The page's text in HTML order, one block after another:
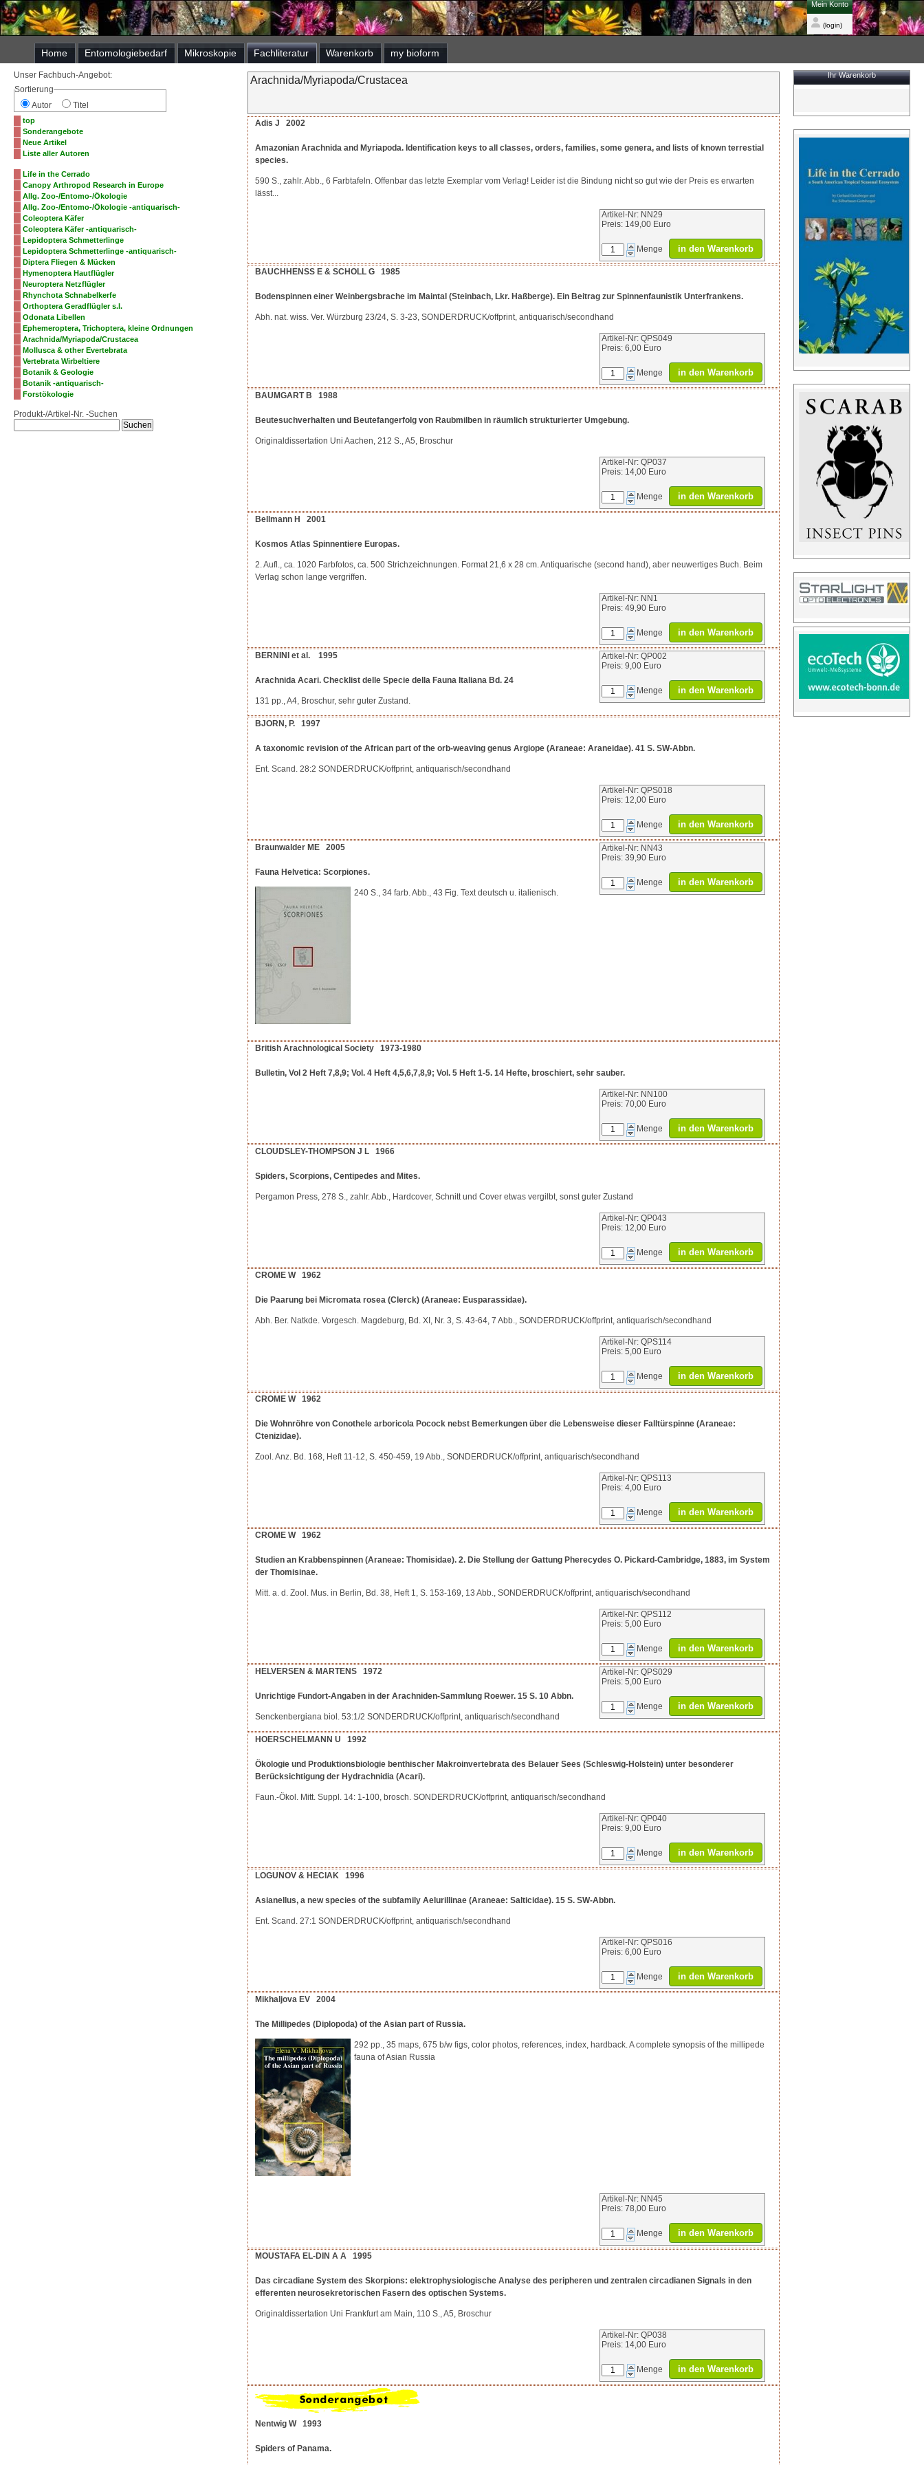
Mein Konto
(login)
Home Entomologiebedarf Mikroskopie Fachliteratur Warenkorb my bioform
Unser Fachbuch-Angebot:
Sortierung
Autor
Titel
top
Sonderangebote
Neue Artikel
Liste aller Autoren
Life in the Cerrado
Canopy Arthropod Research in Europe
Allg. Zoo-/Entomo-/Ökologie
Allg. Zoo-/Entomo-/Ökologie -antiquarisch-
Coleoptera Käfer
Coleoptera Käfer -antiquarisch-
Lepidoptera Schmetterlinge
Lepidoptera Schmetterlinge -antiquarisch-
Diptera Fliegen & Mücken
Hymenoptera Hautflügler
Neuroptera Netzflügler
Rhynchota Schnabelkerfe
Orthoptera Geradflügler s.l.
Odonata Libellen
Ephemeroptera, Trichoptera, kleine Ordnungen
Arachnida/Myriapoda/Crustacea
Mollusca & other Evertebrata
Vertebrata Wirbeltiere
Botanik & Geologie
Botanik -antiquarisch-
Forstökologie
Produkt-/Artikel-Nr. -Suchen
Ihr Warenkorb
Arachnida/Myriapoda/Crustacea
Adis J 2002
Amazonian Arachnida and Myriapoda. Identification keys to all classes, orders, families, some genera, and lists of known terrestial
species.
590 S., zahlr. Abb., 6 Farbtafeln. Offenbar das letzte Exemplar vom Verlag! Leider ist die Bindung nicht so gut wie der Preis es erwarten
lässt...
Artikel-Nr: NN29
Preis: 149,00 Euro
Menge in den Warenkorb
BAUCHHENSS E & SCHOLL G 1985
Bodenspinnen einer Weinbergsbrache im Maintal (Steinbach, Lkr. Haßberge). Ein Beitrag zur Spinnenfaunistik Unterfrankens.
Abh. nat. wiss. Ver. Würzburg 23/24, S. 3-23, SONDERDRUCK/offprint, antiquarisch/secondhand
Artikel-Nr: QPS049
Preis: 6,00 Euro
Menge in den Warenkorb
BAUMGART B 1988
Beutesuchverhalten und Beutefangerfolg von Raubmilben in räumlich strukturierter Umgebung.
Originaldissertation Uni Aachen, 212 S., A5, Broschur
Artikel-Nr: QP037
Preis: 14,00 Euro
Menge in den Warenkorb
Bellmann H 2001
Kosmos Atlas Spinnentiere Europas.
2. Aufl., ca. 1020 Farbfotos, ca. 500 Strichzeichnungen. Format 21,6 x 28 cm. Antiquarische (second hand), aber neuwertiges Buch. Beim
Verlag schon lange vergriffen.
Artikel-Nr: NN1
Preis: 49,90 Euro
Menge in den Warenkorb
BERNINI et al. 1995
Arachnida Acari. Checklist delle Specie della Fauna Italiana Bd. 24
131 pp., A4, Broschur, sehr guter Zustand.
Artikel-Nr: QP002
Preis: 9,00 Euro
Menge in den Warenkorb
BJORN, P. 1997
A taxonomic revision of the African part of the orb-weaving genus Argiope (Araneae: Araneidae). 41 S. SW-Abbn.
Ent. Scand. 28:2 SONDERDRUCK/offprint, antiquarisch/secondhand
Artikel-Nr: QPS018
Preis: 12,00 Euro
Menge in den Warenkorb
Braunwalder ME 2005
Fauna Helvetica: Scorpiones.
240 S., 34 farb. Abb., 43 Fig. Text deutsch u. italienisch.
Artikel-Nr: NN43
Preis: 39,90 Euro
Menge in den Warenkorb
British Arachnological Society 1973-1980
Bulletin, Vol 2 Heft 7,8,9; Vol. 4 Heft 4,5,6,7,8,9; Vol. 5 Heft 1-5. 14 Hefte, broschiert, sehr sauber.
Artikel-Nr: NN100
Preis: 70,00 Euro
Menge in den Warenkorb
CLOUDSLEY-THOMPSON J L 1966
Spiders, Scorpions, Centipedes and Mites.
Pergamon Press, 278 S., zahlr. Abb., Hardcover, Schnitt und Cover etwas vergilbt, sonst guter Zustand
Artikel-Nr: QP043
Preis: 12,00 Euro
Menge in den Warenkorb
CROME W 1962
Die Paarung bei Micromata rosea (Clerck) (Araneae: Eusparassidae).
Abh. Ber. Natkde. Vorgesch. Magdeburg, Bd. XI, Nr. 3, S. 43-64, 7 Abb., SONDERDRUCK/offprint, antiquarisch/secondhand
Artikel-Nr: QPS114
Preis: 5,00 Euro
Menge in den Warenkorb
CROME W 1962
Die Wohnröhre von Conothele arboricola Pocock nebst Bemerkungen über die Lebensweise dieser Falltürspinne (Araneae:
Ctenizidae).
Zool. Anz. Bd. 168, Heft 11-12, S. 450-459, 19 Abb., SONDERDRUCK/offprint, antiquarisch/secondhand
Artikel-Nr: QPS113
Preis: 4,00 Euro
Menge in den Warenkorb
CROME W 1962
Studien an Krabbenspinnen (Araneae: Thomisidae). 2. Die Stellung der Gattung Pherecydes O. Pickard-Cambridge, 1883, im System
der Thomisinae.
Mitt. a. d. Zool. Mus. in Berlin, Bd. 38, Heft 1, S. 153-169, 13 Abb., SONDERDRUCK/offprint, antiquarisch/secondhand
Artikel-Nr: QPS112
Preis: 5,00 Euro
Menge in den Warenkorb
HELVERSEN & MARTENS 1972
Unrichtige Fundort-Angaben in der Arachniden-Sammlung Roewer. 15 S. 10 Abbn.
Senckenbergiana biol. 53:1/2 SONDERDRUCK/offprint, antiquarisch/secondhand
Artikel-Nr: QPS029
Preis: 5,00 Euro
Menge in den Warenkorb
HOERSCHELMANN U 1992
Ökologie und Produktionsbiologie benthischer Makroinvertebrata des Belauer Sees (Schleswig-Holstein) unter besonderer
Berücksichtigung der Hydrachnidia (Acari).
Faun.-Ökol. Mitt. Suppl. 14: 1-100, brosch. SONDERDRUCK/offprint, antiquarisch/secondhand
Artikel-Nr: QP040
Preis: 9,00 Euro
Menge in den Warenkorb
LOGUNOV & HECIAK 1996
Asianellus, a new species of the subfamily Aelurillinae (Araneae: Salticidae). 15 S. SW-Abbn.
Ent. Scand. 27:1 SONDERDRUCK/offprint, antiquarisch/secondhand
Artikel-Nr: QPS016
Preis: 6,00 Euro
Menge in den Warenkorb
Mikhaljova EV 2004
The Millipedes (Diplopoda) of the Asian part of Russia.
292 pp., 35 maps, 675 b/w figs, color photos, references, index, hardback. A complete synopsis of the millipede
fauna of Asian Russia
Artikel-Nr: NN45
Preis: 78,00 Euro
Menge in den Warenkorb
MOUSTAFA EL-DIN A A 1995
Das circadiane System des Skorpions: elektrophysiologische Analyse des peripheren und zentralen circadianen Signals in den
efferenten neurosekretorischen Fasern des optischen Systems.
Originaldissertation Uni Frankfurt am Main, 110 S., A5, Broschur
Artikel-Nr: QP038
Preis: 14,00 Euro
Menge in den Warenkorb
Nentwig W 1993
Spiders of Panama.